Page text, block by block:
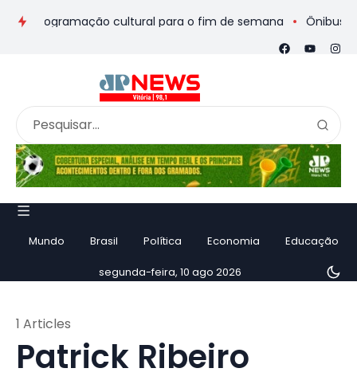
programação cultural para o fim de semana Ônibus de
Mundo Brasil Política Economia Educação
segunda-feira, 10 ago 2026
Patrick Ribeiro
1 Articles